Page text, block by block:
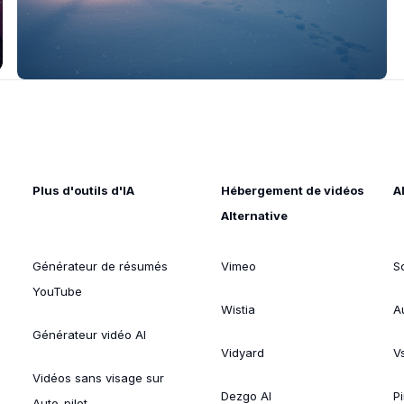
Plus d'outils d'IA
Générateur de résumés
YouTube
Générateur vidéo AI
Vidéos sans visage sur
Hébergement de vidéos
Alternative
Vimeo
Wistia
Vidyard
Dezgo AI